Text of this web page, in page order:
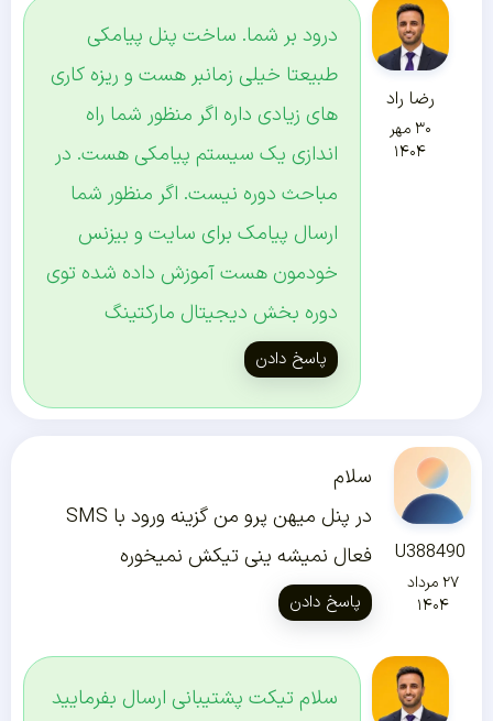
رضا راد
۳۰ مهر
۱۴۰۴
درود بر شما. ساخت پنل پیامکی
طبیعتا خیلی زمانبر هست و ریزه کاری
های زیادی داره اگر منظور شما راه
اندازی یک سیستم پیامکی هست. در
مباحث دوره نیست. اگر منظور شما
ارسال پیامک برای سایت و بیزنس
خودمون هست آموزش داده شده توی
دوره بخش دیجیتال مارکتینگ
پاسخ دادن
U388490
۲۷ مرداد
۱۴۰۴
سلام
در پنل میهن پرو من گزینه ورود با SMS
فعال نمیشه ینی تیکش نمیخوره
پاسخ دادن
سلام تیکت پشتیبانی ارسال بفرمایید